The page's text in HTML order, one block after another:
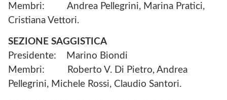
Membri: Andrea Pellegrini, Marina Pratici,
Cristiana Vettori.
SEZIONE SAGGISTICA
Presidente: Marino Biondi
Membri: Roberto V. Di Pietro, Andrea
Pellegrini, Michele Rossi, Claudio Santori.